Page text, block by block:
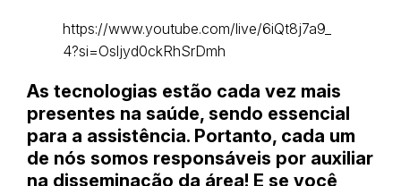
https://www.youtube.com/live/6iQt8j7a9_
4?si=Osljyd0ckRhSrDmh
As tecnologias estão cada vez mais
presentes na saúde, sendo essencial
para a assistência. Portanto, cada um
de nós somos responsáveis por auxiliar
na disseminação da área! E se você